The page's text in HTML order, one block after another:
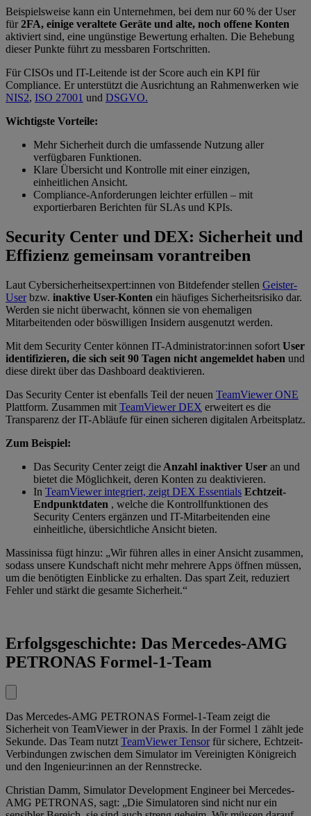
Beispielsweise kann ein Unternehmen, bei dem nur 60 % der User
für2FA, einige veraltete Geräte und alte, noch offene Konten
aktiviert sind, eine ungünstige Bewertung erhalten. Die Behebung
dieser Punkte führt zu messbaren Fortschritten.
Für CISOs und IT-Leitende ist der Score auch ein KPI für
Compliance. Er unterstützt die Ausrichtung an Rahmenwerken wie
NIS2, ISO 27001 und DSGVO.
Wichtigste Vorteile:
Mehr Sicherheit durch die umfassende Nutzung aller
verfügbaren Funktionen.
Klare Übersicht und Kontrolle mit einer einzigen,
einheitlichen Ansicht.
Compliance-Anforderungen leichter erfüllen – mit
exportierbaren Berichten für SLAs und KPIs.
Security Center und DEX: Sicherheit und
Effizienz gemeinsam vorantreiben
Laut Cybersicherheitsexpert:innen von Bitdefender stellen Geister-
Userbzw. inaktive User-Konten ein häufiges Sicherheitsrisiko dar.
Werden sie nicht überwacht, können sie von ehemaligen
Mitarbeitenden oder böswilligen Insidern ausgenutzt werden.
Mit dem Security Center können IT-Administrator:innen sofort User
identifizieren, die sich seit 90 Tagen nicht angemeldet haben und
diese direkt über das Dashboard deaktivieren.
Das Security Center ist ebenfalls Teil der neuen TeamViewer ONE
Plattform. Zusammen mit TeamViewer DEX erweitert es die
Transparenz der IT-Abläufe für einen sicheren digitalen Arbeitsplatz.
Zum Beispiel:
Das Security Center zeigt die Anzahl inaktiver User an und
bietet die Möglichkeit, deren Konten zu deaktivieren.
In TeamViewer integriert, zeigt DEX Essentials Echtzeit-
Endpunktdaten , welche die Kontrollfunktionen des
Security Centers ergänzen und IT-Mitarbeitenden eine
einheitliche, übersichtliche Ansicht bieten.
Massinissa fügt hinzu: „Wir führen alles in einer Ansicht zusammen,
sodass unsere Kundschaft nicht mehr mehrere Apps öffnen müssen,
um die benötigten Einblicke zu erhalten. Das spart Zeit, reduziert
Fehler und stärkt die gesamte Sicherheit.“
Erfolgsgeschichte: Das Mercedes-AMG
PETRONAS Formel-1-Team
Das Mercedes-AMG PETRONAS Formel-1-Team zeigt die
Sicherheit von TeamViewer in der Praxis. In der Formel 1 zählt jede
Sekunde. Das Team nutztTeamViewer Tensorfür sichere, Echtzeit-
Verbindungen zwischen dem Simulator im Vereinigten Königreich
und den Ingenieur:innen an der Rennstrecke.
Christian Damm, Simulator Development Engineer bei Mercedes-
AMG PETRONAS, sagt: „Die Simulatoren sind nicht nur ein